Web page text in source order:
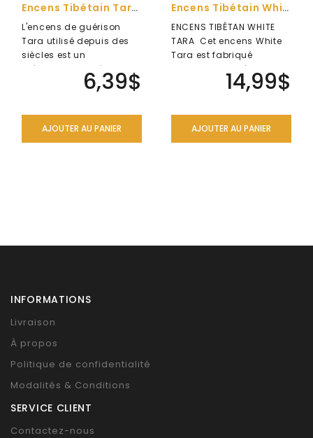
Encens Tibétain Tara Healing (Dr.Dhadon Jamling)
L'encens de guérison
Tara utilisé depuis des
siècles est un
médicament tibétain
traditionnel contre ..
6,39$
AJOUTER AU PANIER
Encens Tibétain WhiteTara
ENCENS TIBÉTAN WHITE
TARA Cet encens White
Tara est fabriqué
collectivement à partir
14,99$
AJOUTER AU PANIER
INFORMATIONS
Livraison
À propos
Politique de confidentialité
Modalités & Conditions
SERVICE CLIENT
Contactez-nous